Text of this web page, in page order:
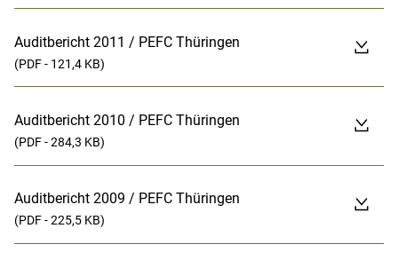
Auditbericht 2011 / PEFC Thüringen
(PDF - 121,4 KB)
Auditbericht 2010 / PEFC Thüringen
(PDF - 284,3 KB)
Auditbericht 2009 / PEFC Thüringen
(PDF - 225,5 KB)